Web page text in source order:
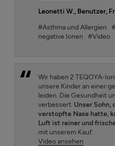
Leonetti W., Benutzer,
#Asthma und Allergien
negative Ionen
#Video
Wir haben 2 TEQOYA-
unsere Kinder an einer
leiden. Die Gesundheit
verbessert. Unser Sohn,
verstopfte Nase hatte,
Luft ist reiner und
mit unserem Kauf.
Video ansehen